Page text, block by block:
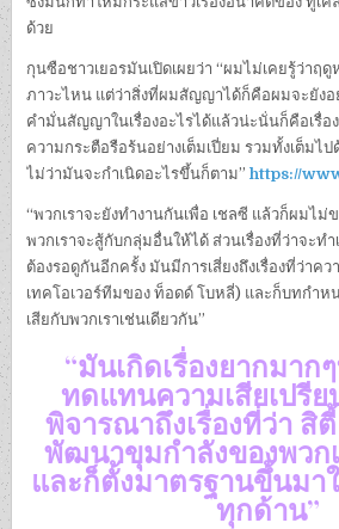
ด้วย
กุนซือชาวเยอรมันเปิดเผยว่า “ผมไม่เคยรู้ว่าฤดู
ภาวะไหน แต่ว่าสิ่งที่ผมสัญญาได้ก็คือผมจะยังอ
คำมั่นสัญญาในเรื่องอะไรได้แล้วน่ะนั่นก็คือเรื่อ
ความกระตือรือร้นอย่างเต็มเปี่ยม รวมทั้งเต็มไ
ไม่ว่ามันจะกำเนิดอะไรขึ้นก็ตาม”https://
“พวกเราจะยังทำงานกันเพื่อ เชลซี แล้วก็ผมไม่
พวกเราจะสู้กับกลุ่มอื่นให้ได้ ส่วนเรื่องที่ว่าจะท
ต้องรอดูกันอีกครั้ง มันมีการเสี่ยงถึงเรื่องที่ว่าค
เทคโอเวอร์ทีมของ ท็อดด์ โบหลี่) และก็บทกำ
เสียกับพวกเราเช่นเดียวกัน”
“มันเกิดเรื่องยากมาก
ทดแทนความเสียเปรีย
พิจารณาถึงเรื่องที่ว่า สิ
พัฒนาขุมกำลังของพวก
และก็ตั้งมาตรฐานขึ้นมา
ทุกด้าน”